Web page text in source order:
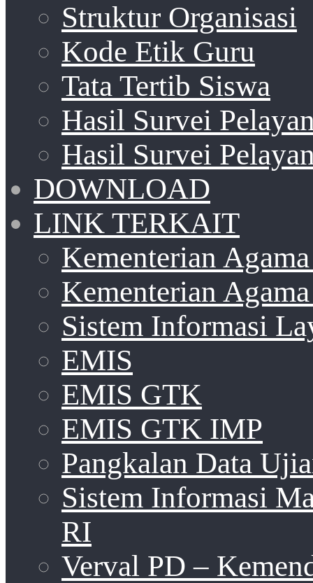
Struktur Organisasi
Kode Etik Guru
Tata Tertib Siswa
Hasil Survei
Hasil Survei
DOWNLOAD
LINK TERKAIT
Kementerian
Kementerian
Sistem Informasi
EMIS
EMIS GTK
EMIS GTK IMP
Pangkalan Data
Sistem Informasi
RI
Verval PD –